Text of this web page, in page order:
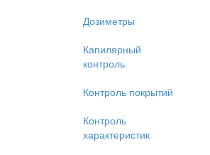
Дозиметры
Капилярный
контроль
Контроль покрытий
Контроль
характеристик